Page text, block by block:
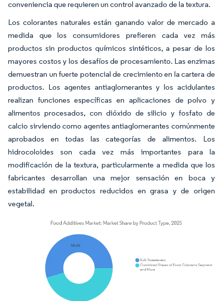
conveniencia que requieren un control avanzado de la textura.
Los colorantes naturales están ganando valor de mercado a
medida que los consumidores prefieren cada vez más
productos sin productos químicos sintéticos, a pesar de los
mayores costos y los desafíos de procesamiento. Las enzimas
demuestran un fuerte potencial de crecimiento en la cartera de
productos. Los agentes antiaglomerantes y los acidulantes
realizan funciones específicas en aplicaciones de polvo y
alimentos procesados, con dióxido de silicio y fosfato de
calcio sirviendo como agentes antiaglomerantes comúnmente
aprobados en todas las categorías de alimentos. Los
hidrocoloides son cada vez más importantes para la
modificación de la textura, particularmente a medida que los
fabricantes desarrollan una mejor sensación en boca y
estabilidad en productos reducidos en grasa y de origen
vegetal.